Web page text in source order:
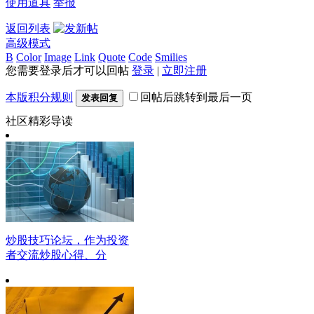
返回列表
高级模式
B Color Image Link Quote Code Smilies
您需要登录后才可以回帖 登录 | 立即注册
本版积分规则 发表回复
回帖后跳转到最后一页
社区精彩导读
炒股技巧论坛，作为投资
者交流炒股心得、分